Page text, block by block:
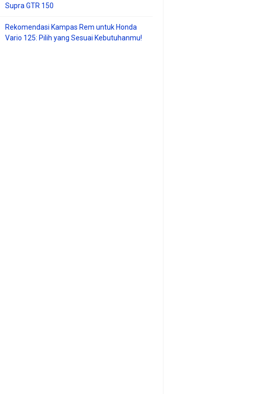
Supra GTR 150
Rekomendasi Kampas Rem untuk Honda
Vario 125: Pilih yang Sesuai Kebutuhanmu!